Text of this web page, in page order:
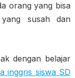
orang yang bisa
susah dan
dengan belajar
inggris siswa SD